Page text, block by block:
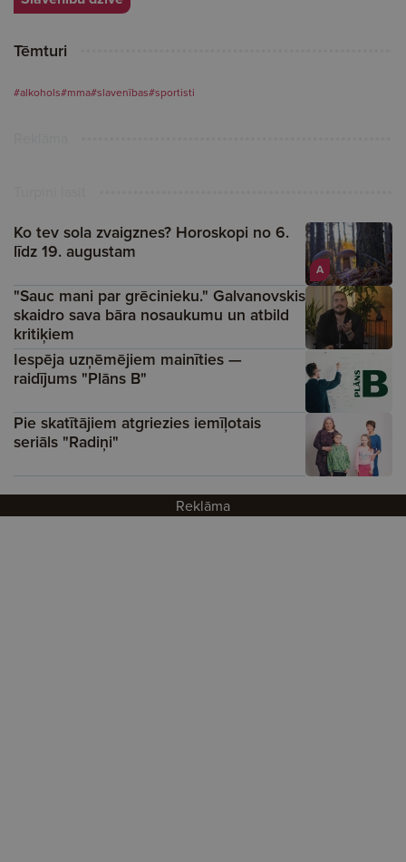
Tēmturi
#alkohols#mma#slavenības#sportisti
A
Ko tev sola zvaigznes? Horoskopi no 6.
līdz 19. augustam
"Sauc mani par grēcinieku." Galvanovskis
skaidro sava bāra nosaukumu un atbild
kritiķiem
Iespēja uzņēmējiem mainīties —
raidījums "Plāns B"
Pie skatītājiem atgriezies iemīļotais
seriāls "Radiņi"
Reklāma